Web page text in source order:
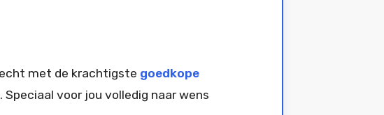
met de krachtigste goedkope
Speciaal voor jou volledig naar wens